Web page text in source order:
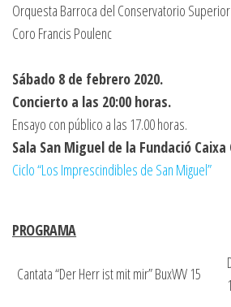
Orquesta Barroca del Conservatorio
Coro Francis Poulenc
Sábado 8 de febrero 2020.
Concierto a las 20:00 horas.
Ensayo con público a las 17.00 horas.
Sala San Miguel de la Fundació
Ciclo “Los Imprescindibles de San Miguel”
PROGRAMA
Cantata “Der Herr ist mit mir” BuxWV 15